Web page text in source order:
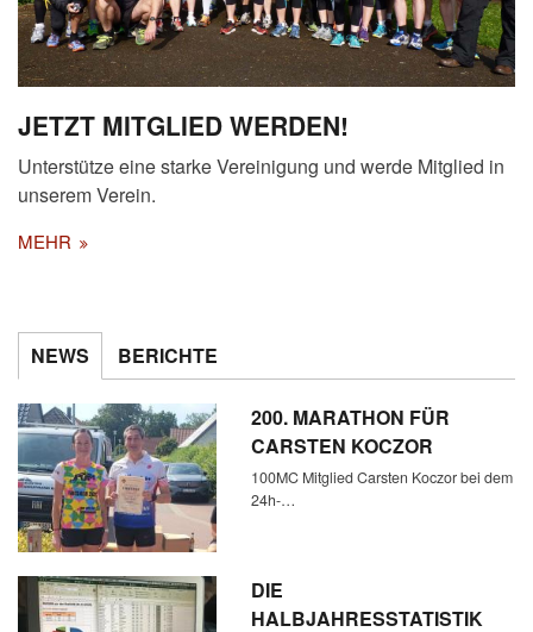
JETZT MITGLIED WERDEN!
Unterstütze eine starke Vereinigung und werde Mitglied in
unserem Verein.
MEHR
NEWS BERICHTE
200. MARATHON FÜR
CARSTEN KOCZOR
100MC Mitglied Carsten Koczor bei dem
24h-…
DIE
HALBJAHRESSTATISTIK